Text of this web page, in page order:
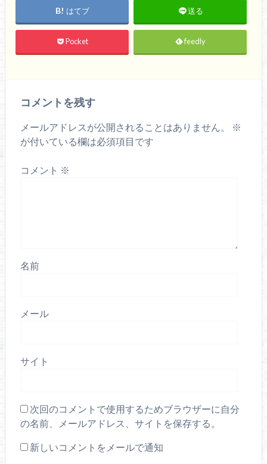
はてブ 送る
Pocket feedly
コメントを残す
メールアドレスが公開されることはありません。
※
が付いている欄は必須項目です
コメント ※
名前
メール
サイト
次回のコメントで使用するためブラウザーに自分
の名前、メールアドレス、サイトを保存する。
新しいコメントをメールで通知